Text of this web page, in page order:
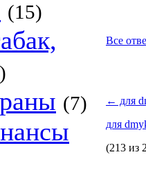
(15)
(7)
Все
← для
для
(213 из